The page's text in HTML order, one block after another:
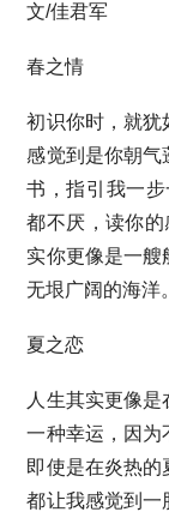
文/佳君军
春之情
初识你时，就犹
感觉到是你朝气
书，指引我一
都不厌，读你
实你更像是一艘
无垠广阔的海洋。
夏之恋
人生其实更像
一种幸运，因为
即使是在炎热
都让我感觉到一